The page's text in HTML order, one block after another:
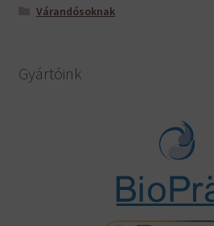
Várandósoknak
Gyártóink